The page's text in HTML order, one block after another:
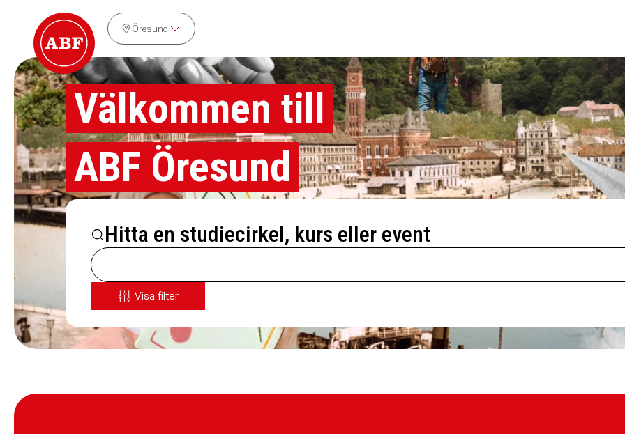
Öresund
Välkommen till
ABF Öresund
Hitta en studiecirkel, kurs eller event
Visa filter